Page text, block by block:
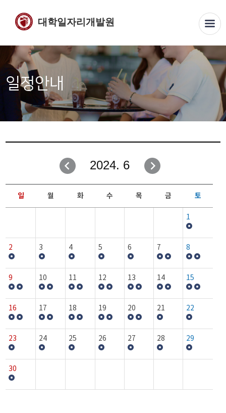
대학일자리개발원
일정안내
2024. 6
일 월 화 수 목 금 토
1
2 3 4 5 6 7 8
9 10 11 12 13 14 15
16 17 18 19 20 21 22
23 24 25 26 27 28 29
30